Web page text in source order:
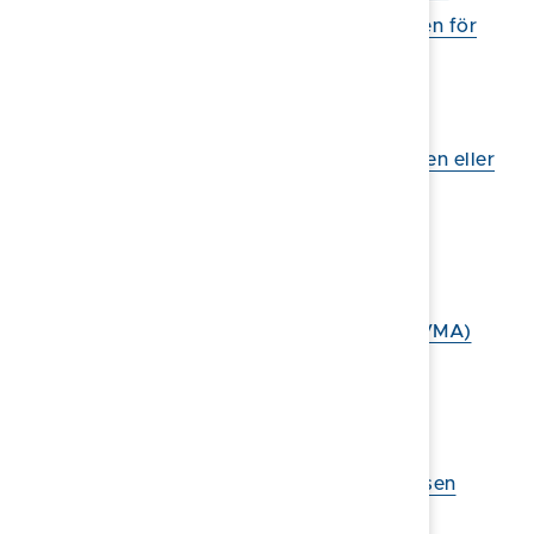
Grunder i hemberedskap - Myndigheten för
MCF - Beredskap för företag: Om krisen eller
Viktigt meddelande till allmänheten (VMA)
Röda korset - Är du förberedd om krisen